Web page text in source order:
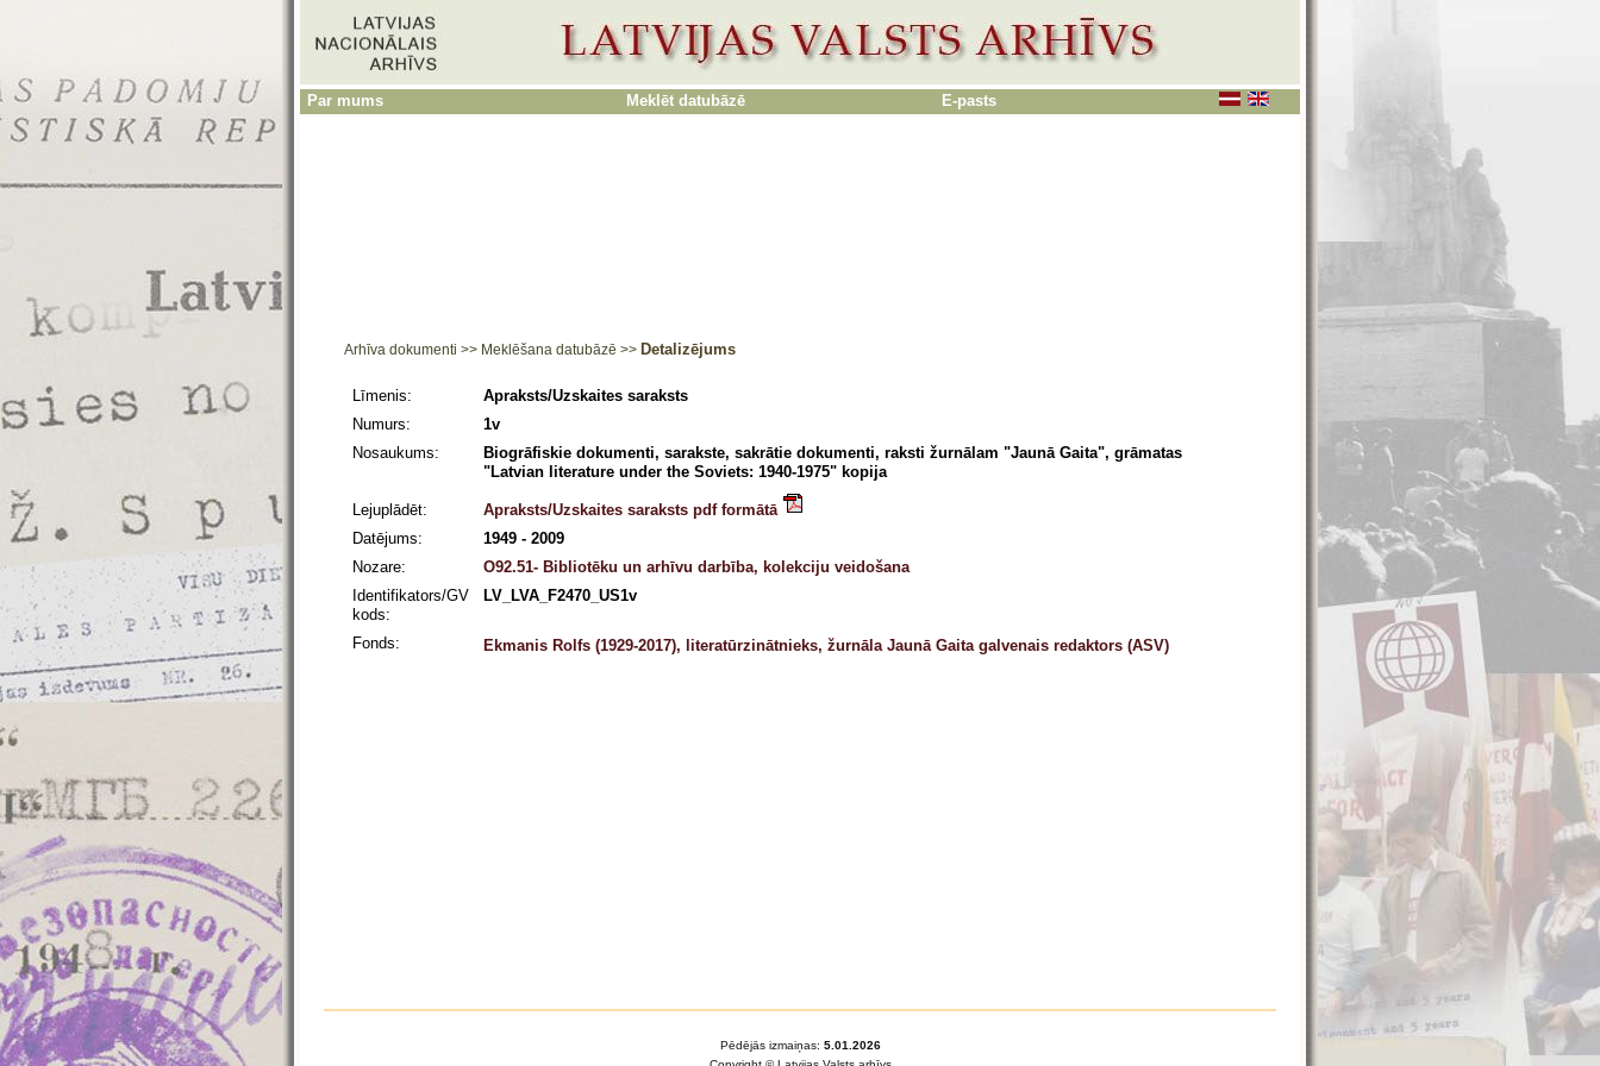
Par mums Meklēt datubāzē E-pasts
Arhīva dokumenti >> Meklēšana datubāzē >> Detalizējums
Līmenis:
Apraksts/Uzskaites saraksts
Numurs:
1v
Nosaukums:
Biogrāfiskie dokumenti, sarakste, sakrātie dokumenti, raksti žurnālam "Jaunā Gaita", grāmatas
"Latvian literature under the Soviets: 1940-1975" kopija
Lejuplādēt:
Apraksts/Uzskaites saraksts pdf formātā
Datējums:
1949 - 2009
Nozare:
O92.51- Bibliotēku un arhīvu darbība, kolekciju veidošana
Identifikators/GV
kods:
LV_LVA_F2470_US1v
Fonds: Ekmanis Rolfs (1929-2017), literatūrzinātnieks, žurnāla Jaunā Gaita galvenais redaktors (ASV)
Pēdējās izmaiņas: 5.01.2026